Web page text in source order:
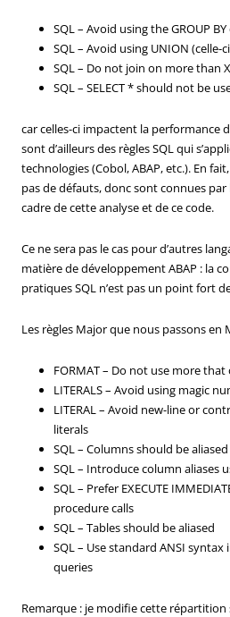
SQL – Avoid using the GROUP BY
SQL – Avoid using UNION (celle-
SQL – Do not join on more than
SQL – SELECT * should not be
car celles-ci impactent la performance
sont d’ailleurs des règles SQL qui
technologies (Cobol, ABAP, etc.). En
pas de défauts, donc sont connues
cadre de cette analyse et de ce code.
Ce ne sera pas le cas pour d’autres
matière de développement ABAP : la
pratiques SQL n’est pas un point fort
Les règles Major que nous passons en
FORMAT – Do not use more
LITERALS – Avoid using magic
LITERAL – Avoid new-line or
literals
SQL – Columns should be aliased
SQL – Introduce column aliases
SQL – Prefer EXECUTE
procedure calls
SQL – Tables should be aliased
SQL – Use standard ANSI
queries
Remarque : je modifie cette répartition